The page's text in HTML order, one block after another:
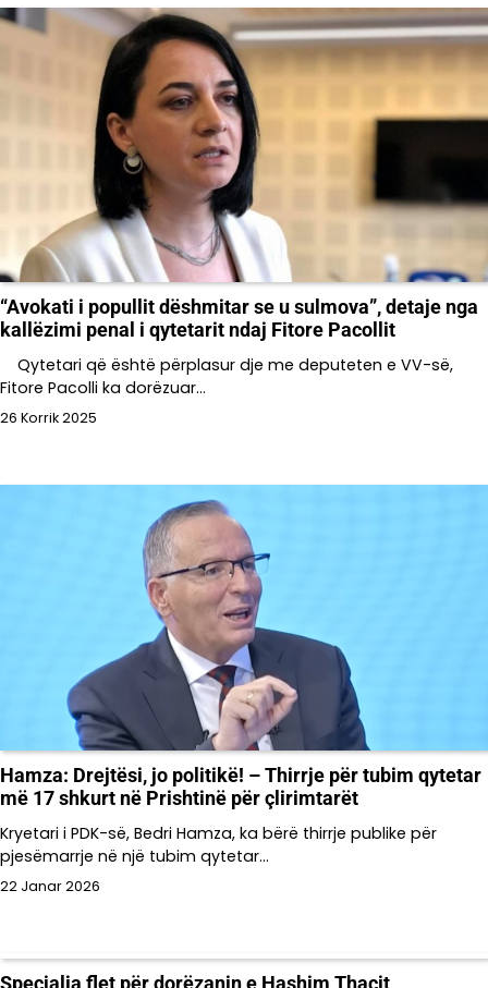
“Avokati i popullit dëshmitar se u sulmova”, detaje nga
kallëzimi penal i qytetarit ndaj Fitore Pacollit
Qytetari që është përplasur dje me deputeten e VV-së,
Fitore Pacolli ka dorëzuar…
26 Korrik 2025
Hamza: Drejtësi, jo politikë! – Thirrje për tubim qytetar
më 17 shkurt në Prishtinë për çlirimtarët
Kryetari i PDK-së, Bedri Hamza, ka bërë thirrje publike për
pjesëmarrje në një tubim qytetar…
22 Janar 2026
Specialja flet për dorëzanin e Hashim Thaçit